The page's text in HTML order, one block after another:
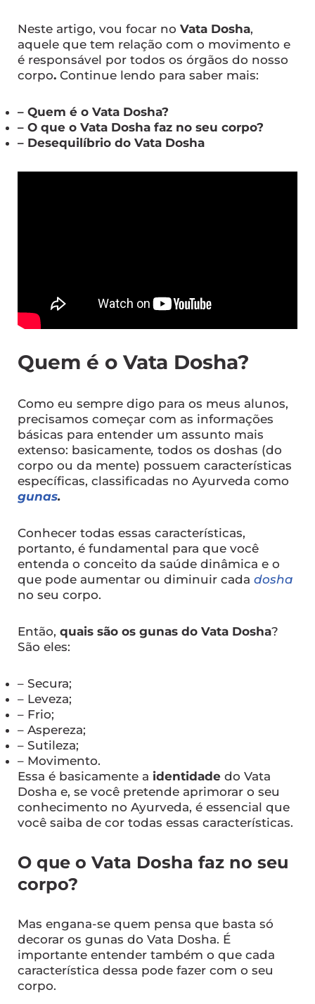
Neste artigo, vou focar no Vata Dosha,
aquele que tem relação com o movimento e
é responsável por todos os órgãos do nosso
corpo. Continue lendo para saber mais:
– Quem é o Vata Dosha?
– O que o Vata Dosha faz no seu corpo?
– Desequilíbrio do Vata Dosha
Quem é o Vata Dosha?
Como eu sempre digo para os meus alunos,
precisamos começar com as informações
básicas para entender um assunto mais
extenso: basicamente, todos os doshas (do
corpo ou da mente) possuem características
específicas, classificadas no Ayurveda como
gunas.
Conhecer todas essas características,
portanto, é fundamental para que você
entenda o conceito da saúde dinâmica e o
que pode aumentar ou diminuir cada dosha
no seu corpo.
Então, quais são os gunas do Vata Dosha?
São eles:
– Secura;
– Leveza;
– Frio;
– Aspereza;
– Sutileza;
– Movimento.
Essa é basicamente a identidade do Vata
Dosha e, se você pretende aprimorar o seu
conhecimento no Ayurveda, é essencial que
você saiba de cor todas essas características.
O que o Vata Dosha faz no seu
corpo?
Mas engana-se quem pensa que basta só
decorar os gunas do Vata Dosha. É
importante entender também o que cada
característica dessa pode fazer com o seu
corpo.